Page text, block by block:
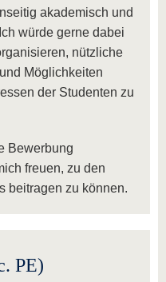
akademisch und
würde gerne dabei
nützliche
Möglichkeiten
der Studenten zu
Bewerbung
freuen, zu den
beitragen zu können.
PE)